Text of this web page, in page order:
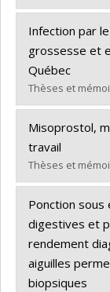
Diplômé(e) :
Cycle :
Diplôme
Lien vers le
Infection par
grossesse et
Québec
Thèses et
Diplômé(e) :
Cycle :
Diplôme
Lien vers le
Misoprostol,
travail
Thèses et
Diplômé(e) :
Cycle :
Diplôme
Lien vers le
Ponction sous
digestives et
rendement
aiguilles
biopsiques